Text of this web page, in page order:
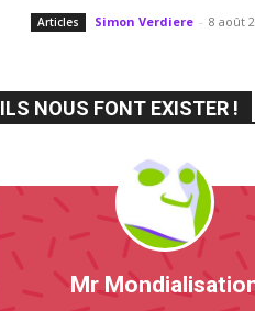
Articles Simon Verdiere - 8 août
ILS NOUS FONT EXISTER !
Mr